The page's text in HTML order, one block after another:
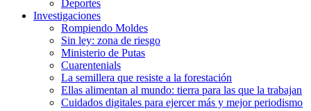
Deportes
Investigaciones
Rompiendo Moldes
Sin ley: zona de riesgo
Ministerio de Putas
Cuarentenials
La semillera que resiste a la forestación
Ellas alimentan al mundo: tierra para las que la trabajan
Cuidados digitales para ejercer más y mejor periodismo